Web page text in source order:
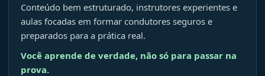
Conteúdo bem estruturado, instrutores experientes e
aulas focadas em formar condutores seguros e
preparados para a prática real.
Você aprende de verdade, não só para passar na
prova.